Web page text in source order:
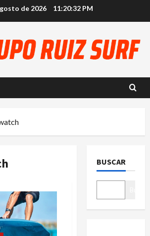
de 2026 11:20:32 PM
BUSCAR